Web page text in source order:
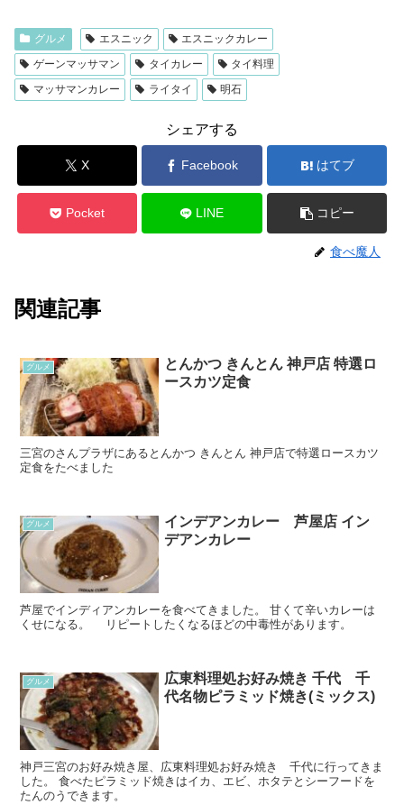
グルメ エスニック
エスニックカレー
ゲーンマッサマン
タイカレー
タイ料理
マッサマンカレー
ライタイ 明石
シェアする
X Facebook はてブ
Pocket LINE コピー
食べ魔人
関連記事
グルメ
とんかつ きんとん 神戸店 特選ロ
ースカツ定食
三宮のさんプラザにあるとんかつ きんとん 神戸店で特選ロースカツ
定食をたべました
グルメ
インデアンカレー 芦屋店 イン
デアンカレー
芦屋でインディアンカレーを食べてきました。 甘くて辛いカレーは
くせになる。 リピートしたくなるほどの中毒性があります。
グルメ
広東料理処お好み焼き 千代 千
代名物ピラミッド焼き(ミックス)
神戸三宮のお好み焼き屋、広東料理処お好み焼き 千代に行ってきま
した。 食べたピラミッド焼きはイカ、エビ、ホタテとシーフードを
たんのうできます。